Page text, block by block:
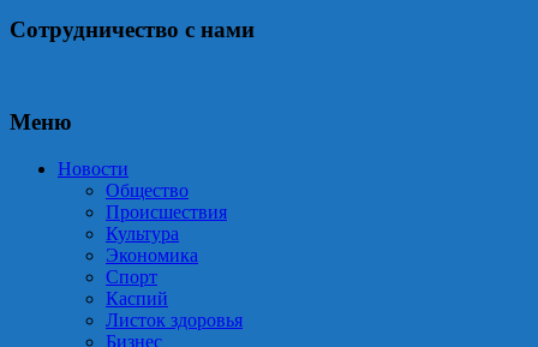
Сотрудничество с нами
Меню
Новости
Общество
Происшествия
Культура
Экономика
Спорт
Каспий
Листок здоровья
Бизнес